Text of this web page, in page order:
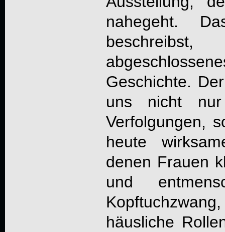
nahegeht.
Geschichte.
uns nicht
Verfolgungen,
heute
denen Frauen
und
häusliche